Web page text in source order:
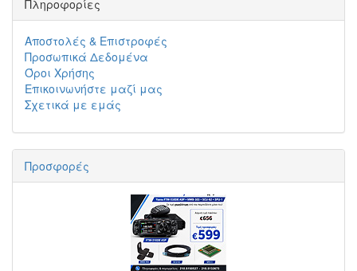
Πληροφορίες
Αποστολές & Επιστροφές
Προσωπικά Δεδομένα
Όροι Χρήσης
Επικοινωνήστε μαζί μας
Σχετικά με εμάς
Προσφορές